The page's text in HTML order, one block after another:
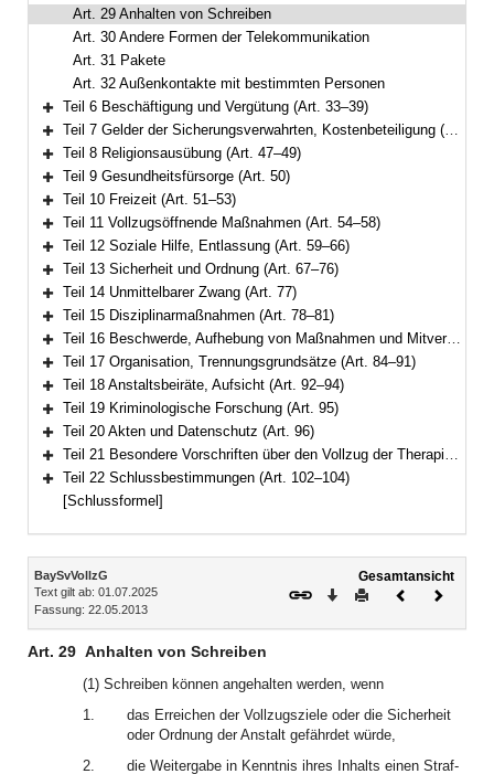
Art. 29 Anhalten von Schreiben
Art. 30 Andere Formen der Telekommunikation
Art. 31 Pakete
Art. 32 Außenkontakte mit bestimmten Personen
Bereich erweitern
Teil 6 Beschäftigung und Vergütung (Art. 33–39)
Bereich erweitern
Teil 7 Gelder der Sicherungsverwahrten, Kostenbeteiligung (Art. 40–46)
Bereich erweitern
Teil 8 Religionsausübung (Art. 47–49)
Bereich erweitern
Teil 9 Gesundheitsfürsorge (Art. 50)
Bereich erweitern
Teil 10 Freizeit (Art. 51–53)
Bereich erweitern
Teil 11 Vollzugsöffnende Maßnahmen (Art. 54–58)
Bereich erweitern
Teil 12 Soziale Hilfe, Entlassung (Art. 59–66)
Bereich erweitern
Teil 13 Sicherheit und Ordnung (Art. 67–76)
Bereich erweitern
Teil 14 Unmittelbarer Zwang (Art. 77)
Bereich erweitern
Teil 15 Disziplinarmaßnahmen (Art. 78–81)
Bereich erweitern
Teil 16 Beschwerde, Aufhebung von Maßnahmen und Mitverantwortung (Art. 82–83)
Bereich erweitern
Teil 17 Organisation, Trennungsgrundsätze (Art. 84–91)
Bereich erweitern
Teil 18 Anstaltsbeiräte, Aufsicht (Art. 92–94)
Bereich erweitern
Teil 19 Kriminologische Forschung (Art. 95)
Bereich erweitern
Teil 20 Akten und Datenschutz (Art. 96)
Bereich erweitern
Teil 21 Besondere Vorschriften über den Vollzug der Therapieunterbringung (Art. 97–101)
Bereich erweitern
Teil 22 Schlussbestimmungen (Art. 102–104)
[Schlussformel]
Inhalt
BaySvVollzG
Text gilt ab: 01.07.2025
Fassung: 22.05.2013
Gesamtansicht
Download
DruckenVorheriges
Art. 29 Anhalten von Schreiben
(1) Schreiben können angehalten werden, wenn
1.
das Erreichen der Vollzugsziele oder die Sicherheit
oder Ordnung der Anstalt gefährdet würde,
2.
die Weitergabe in Kenntnis ihres Inhalts einen Straf-